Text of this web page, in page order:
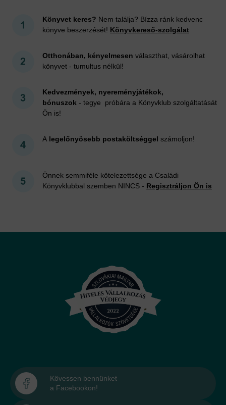
Könyvet keres? Nem találja? Bízza ránk kedvenc
könyve beszerzését! Könyvkereső-szolgálat
Otthonában, kényelmesen választhat, vásárolhat
könyvet - tumultus nélkül!
Kedvezmények, nyereményjátékok,
bónuszok - tegye próbára a Könyvklub szolgáltatását
Ön is!
A legelőnyösebb postaköltséggel számoljon!
Önnek semmiféle kötelezettsége a Családi
Könyvklubbal szemben NINCS - Regisztráljon Ön is
Kövessen bennünket
a Facebookon!